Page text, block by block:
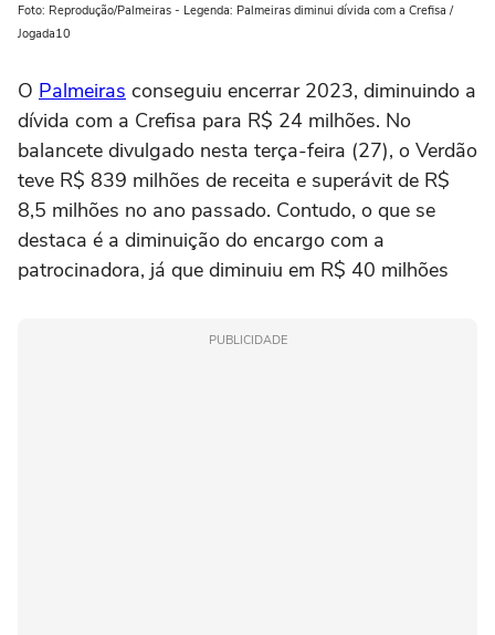
Foto: Reprodução/Palmeiras - Legenda: Palmeiras diminui dívida com a Crefisa /
Jogada10
O Palmeiras conseguiu encerrar 2023, diminuindo a
dívida com a Crefisa para R$ 24 milhões. No
balancete divulgado nesta terça-feira (27), o Verdão
teve R$ 839 milhões de receita e superávit de R$
8,5 milhões no ano passado. Contudo, o que se
destaca é a diminuição do encargo com a
patrocinadora, já que diminuiu em R$ 40 milhões
PUBLICIDADE